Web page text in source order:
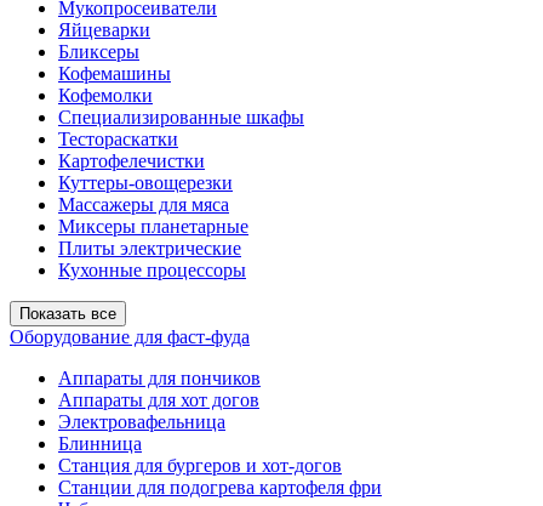
Мукопросеиватели
Яйцеварки
Бликсеры
Кофемашины
Кофемолки
Специализированные шкафы
Тестораскатки
Картофелечистки
Куттеры-овощерезки
Массажеры для мяса
Миксеры планетарные
Плиты электрические
Кухонные процессоры
Показать все
Оборудование для фаст-фуда
Аппараты для пончиков
Аппараты для хот догов
Электровафельница
Блинница
Станция для бургеров и хот-догов
Станции для подогрева картофеля фри